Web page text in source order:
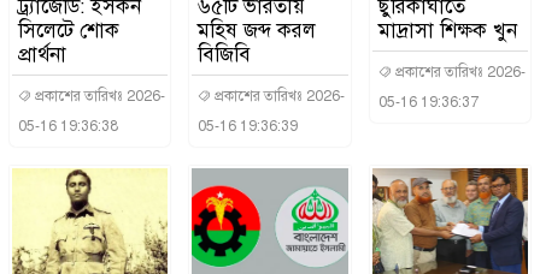
ট্র্যাজেডি: ইসকন
সিলেটে শোক
প্রার্থনা
প্রকাশের তারিখঃ 2026-
05-16 19:36:38
৬৫টি ভারতীয়
মহিষ জব্দ করল
বিজিবি
প্রকাশের তারিখঃ 2026-
05-16 19:36:39
ছুরিকাঘাতে
মাদ্রাসা শিক্ষক খুন
প্রকাশের তারিখঃ 2026-
05-16 19:36:37